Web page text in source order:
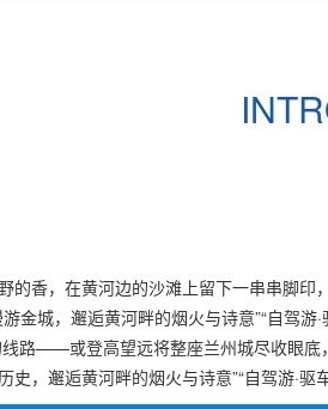
的香，在黄河边的沙滩上留下一串串脚
金城，邂逅黄河畔的烟火与诗意”“自驾
路——或登高望远将整座兰州城尽收眼
，邂逅黄河畔的烟火与诗意”“自驾游·驱